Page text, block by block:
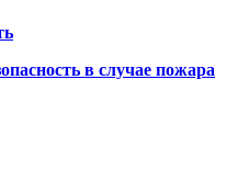
в случае пожара